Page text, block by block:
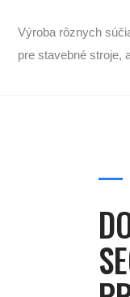
Výroba rôznych
pre stavebné stroje,